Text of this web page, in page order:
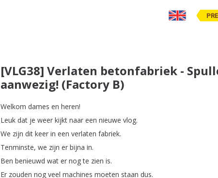
[VLG38] Verlaten betonfabriek -
aanwezig! (Factory B)
Welkom dames en heren!
Leuk dat je weer kijkt naar een nieuwe vlog.
We zijn dit keer in een verlaten fabriek.
Tenminste, we zijn er bijna in.
Ben benieuwd wat er nog te zien is.
Er zouden nog veel machines moeten staan dus.